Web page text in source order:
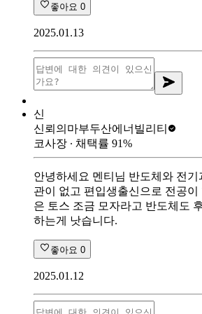
좋아요 0
2025.01.13
신
신뢰의마부두산에너빌리티
코사장 ∙ 채택률 91%
안녕하세요 멘티님 반도체와 전
관이 없고 편입생출신으로 전공
은 토스 조금 모자라고 반도체도
하는게 낫습니다.
좋아요 0
2025.01.12